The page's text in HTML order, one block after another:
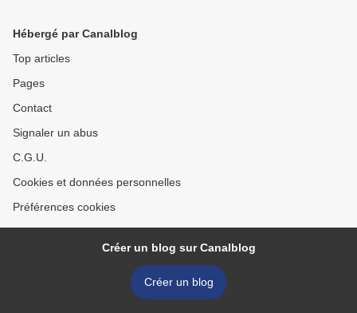
Hébergé par Canalblog
Top articles
Pages
Contact
Signaler un abus
C.G.U.
Cookies et données personnelles
Préférences cookies
Créer un blog sur Canalblog
Créer un blog